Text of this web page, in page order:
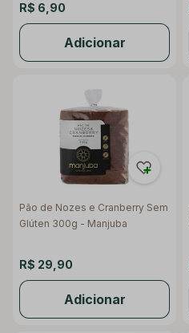
R$ 6,90
Adicionar
Pão de Nozes e Cranberry Sem
Glúten 300g - Manjuba
R$ 29,90
Adicionar